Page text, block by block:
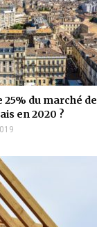
25% du marché de
en 2020 ?